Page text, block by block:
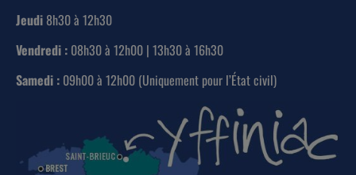
Jeudi 8h30 à 12h30
Vendredi : 08h30 à 12h00 | 13h30 à 16h30
Samedi : 09h00 à 12h00 (Uniquement pour l’État civil)